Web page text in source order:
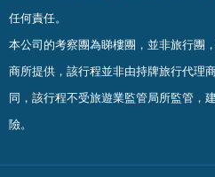
任何責任。
本公司的考察團為睇樓團，並非旅行團
商所提供，該行程並非由持牌旅行代理
同，該行程不受旅遊業監管局所監管，
險。